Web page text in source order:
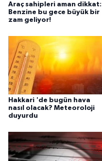
Araç sahipleri aman dikkat:
Benzine bu gece büyük bir
zam geliyor!
Hakkari 'de bugün hava
nasıl olacak? Meteoroloji
duyurdu